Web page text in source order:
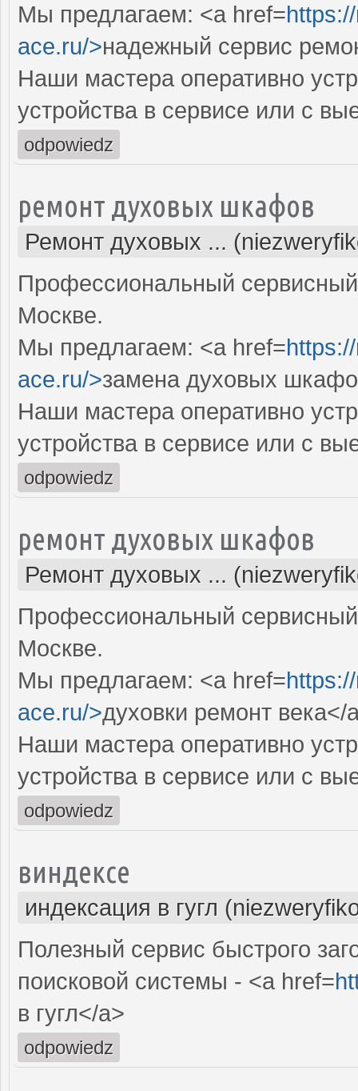
Мы предлагаем: <a href=
ace.ru/>надежный сервис
Наши мастера оперативно
устройства в сервисе или с
odpowiedz
ремонт духовых шкафов
Ремонт духовых ...
Профессиональный
Москве.
Мы предлагаем: <a href=
ace.ru/>замена духовых
Наши мастера оперативно
устройства в сервисе или с
odpowiedz
ремонт духовых шкафов
Ремонт духовых ...
Профессиональный
Москве.
Мы предлагаем: <a href=
ace.ru/>духовки ремонт века</
Наши мастера оперативно
устройства в сервисе или с
odpowiedz
виндексе
индексация в гугл
Полезный сервис быстрого
поисковой системы - <a href=
в гугл</a>
odpowiedz